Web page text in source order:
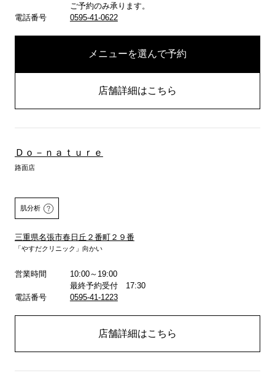
ご予約のみ承ります。
電話番号
0595-41-0622
メニューを選んで予約
店舗詳細はこちら
Ｄｏ－ｎａｔｕｒｅ
路面店
肌分析
三重県名張市春日丘２番町２９番
「やすだクリニック」向かい
営業時間
10:00～19:00
最終予約受付 17:30
電話番号
0595-41-1223
店舗詳細はこちら